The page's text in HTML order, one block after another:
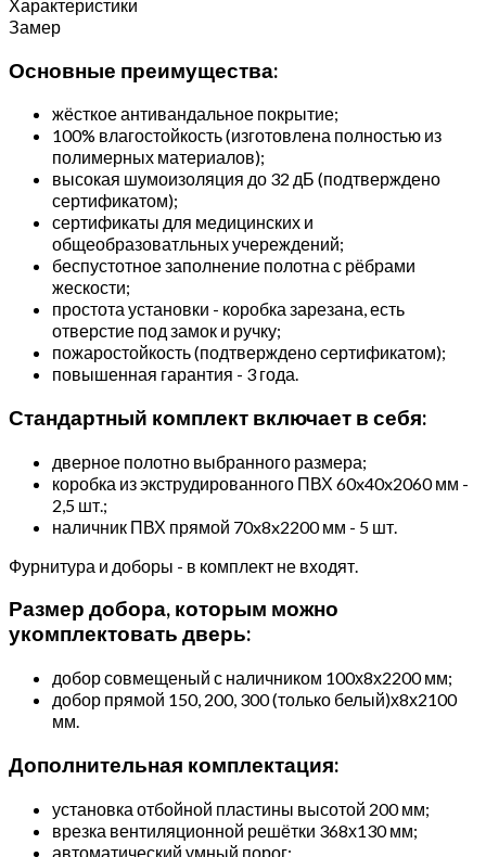
Характеристики
Замер
Основные преимущества:
жёсткое антивандальное покрытие;
100% влагостойкость (изготовлена полностью из
полимерных материалов);
высокая шумоизоляция до 32 дБ (подтверждено
сертификатом);
сертификаты для медицинских и
общеобразоватльных учереждений;
беспустотное заполнение полотна с рёбрами
жескости;
простота установки - коробка зарезана, есть
отверстие под замок и ручку;
пожаростойкость (подтверждено сертификатом);
повышенная гарантия - 3 года.
Стандартный комплект включает в себя:
дверное полотно выбранного размера;
коробка из экструдированного ПВХ 60x40x2060 мм -
2,5 шт.;
наличник ПВХ прямой 70x8x2200 мм - 5 шт.
Фурнитура и доборы - в комплект не входят.
Размер добора, которым можно
укомплектовать дверь:
добор совмещеный с наличником 100х8х2200 мм;
добор прямой 150, 200, 300 (только белый)х8х2100
мм.
Дополнительная комплектация:
установка отбойной пластины высотой 200 мм;
врезка вентиляционной решётки 368х130 мм;
автоматический умный порог;